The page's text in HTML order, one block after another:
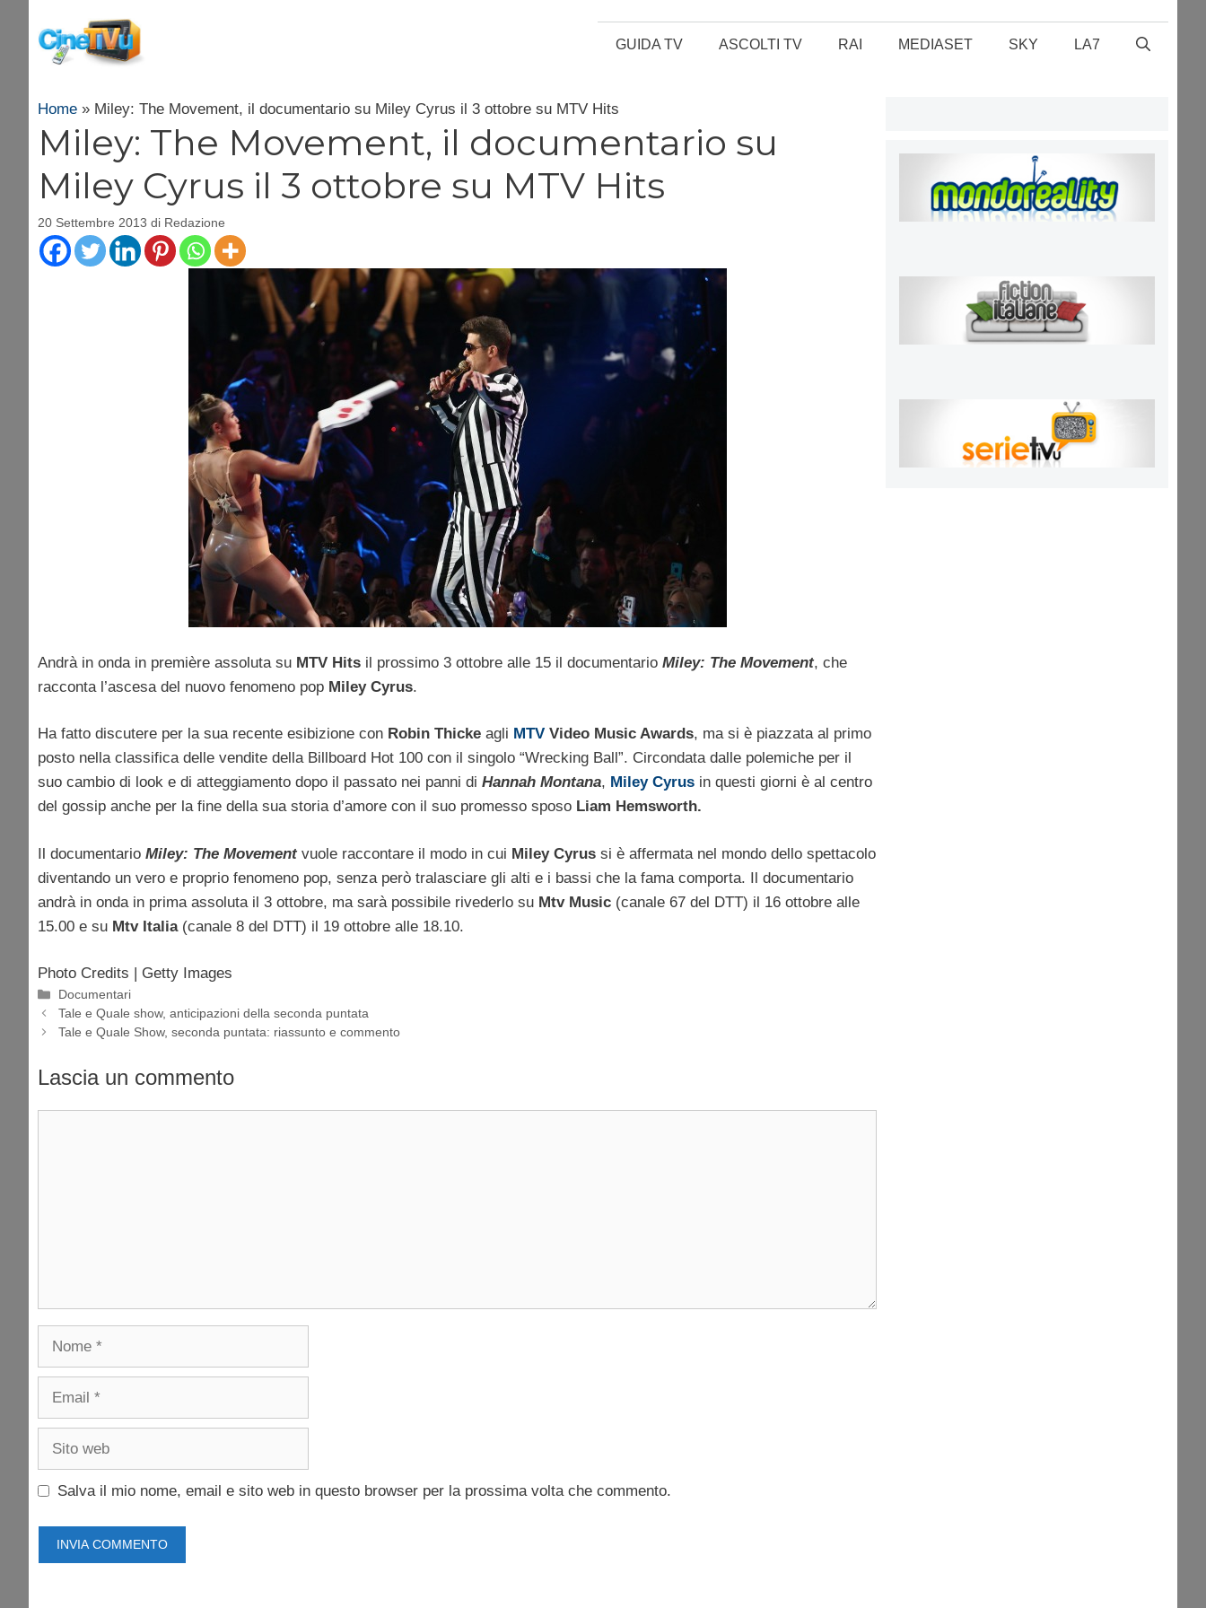
contenuto
GUIDA TV ASCOLTI TV RAI MEDIASET SKY LA7
Home » Miley: The Movement, il documentario su Miley Cyrus il 3 ottobre su MTV Hits
Miley: The Movement, il documentario su
Miley Cyrus il 3 ottobre su MTV Hits
20 Settembre 2013 di Redazione
Andrà in onda in première assoluta su MTV Hits il prossimo 3 ottobre alle 15 il documentario Miley: The Movement, che
racconta l’ascesa del nuovo fenomeno pop Miley Cyrus.
Ha fatto discutere per la sua recente esibizione con Robin Thicke agli MTV Video Music Awards, ma si è piazzata al primo
posto nella classifica delle vendite della Billboard Hot 100 con il singolo “Wrecking Ball”. Circondata dalle polemiche per il
suo cambio di look e di atteggiamento dopo il passato nei panni di Hannah Montana, Miley Cyrus in questi giorni è al centro
del gossip anche per la fine della sua storia d’amore con il suo promesso sposo Liam Hemsworth.
Il documentario Miley: The Movementvuole raccontare il modo in cui Miley Cyrus si è affermata nel mondo dello spettacolo
diventando un vero e proprio fenomeno pop, senza però tralasciare gli alti e i bassi che la fama comporta. Il documentario
andrà in onda in prima assoluta il 3 ottobre, ma sarà possibile rivederlo su Mtv Music (canale 67 del DTT) il 16 ottobre alle
15.00 e su Mtv Italia (canale 8 del DTT) il 19 ottobre alle 18.10.
Photo Credits | Getty Images
Categorie
Documentari
Tale e Quale show, anticipazioni della seconda puntata
Tale e Quale Show, seconda puntata: riassunto e commento
Lascia un commento
Nome
Email
Sito
Salva il mio nome, email e sito web in questo browser per la prossima volta che commento.